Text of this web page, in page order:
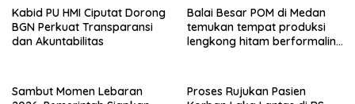
Kabid PU HMI Ciputat Dorong
BGN Perkuat Transparansi
dan Akuntabilitas
Balai Besar POM di Medan
temukan tempat produksi
lengkong hitam berformalin
Sambut Momen Lebaran
Proses Rujukan Pasien